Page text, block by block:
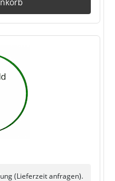
(Lieferzeit anfragen).